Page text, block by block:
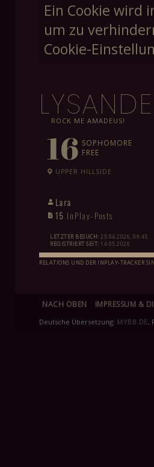
Ein Cookie wird
um zu
Cookie-
ROCK ME AMADEUS!
16 SOPHOMORE
FREE
UPPER HILLSIDE
Lara
15 InPlay-Posts
LETZTER BESUCH: 25.04.2026, 09:45
REGISTRIERT SEIT: 14.05.2020
RELATIONS UND DER INPLAY-TRACKER
NACH OBEN IMPRESSUM &
Deutsche Übersetzung: MYBB.DE,